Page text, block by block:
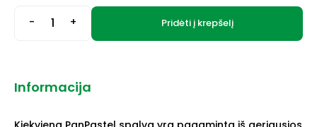
- + Pridėti į krepšelį
Informacija